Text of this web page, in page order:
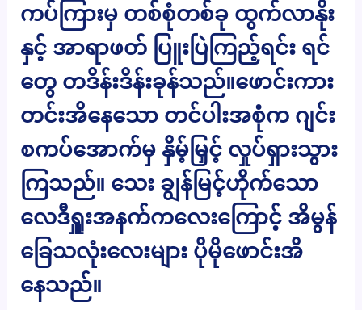
ကပ်ကြားမှ တစ်စုံတစ်ခု ထွက်လာနိုး
နှင့် အာရာဖတ် ပြူးပြဲကြည့်ရင်း ရင်
တွေ တဒိန်းဒိန်းခုန်သည်။ဖောင်းကား
တင်းအိနေသော တင်ပါးအစုံက ဂျင်း
စကပ်အောက်မှ နှိမ့်မြှင့် လှုပ်ရှားသွား
ကြသည်။ သေး ချွန်မြင့်ဟိုက်သော
လေဒီရှူးအနက်ကလေးကြောင့် အိမွန်
ခြေသလုံးလေးများ ပိုမိုဖောင်းအိ
နေသည်။